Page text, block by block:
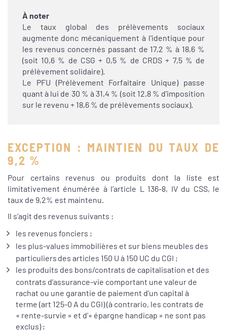
À noter
Le taux global des prélèvements sociaux
augmente donc mécaniquement à l’identique pour
les revenus concernés passant de 17,2 % à 18,6 %
(soit 10,6 % de CSG + 0,5 % de CRDS + 7,5 % de
prélèvement solidaire).
Le PFU (Prélèvement Forfaitaire Unique) passe
quant à lui de 30 % à 31,4 % (soit 12,8 % d’imposition
sur le revenu + 18,6 % de prélèvements sociaux).
EXCEPTION : MAINTIEN DU TAUX DE
9,2 %
Pour certains revenus ou produits dont la liste est
limitativement énumérée à l’article L 136-8, IV du CSS, le
taux de 9,2% est maintenu.
Il s’agit des revenus suivants :
les revenus fonciers ;
les plus-values immobilières et sur biens meubles des
particuliers des articles 150 U à 150 UC du CGI ;
les produits des bons/contrats de capitalisation et des
contrats d’assurance-vie comportant une valeur de
rachat ou une garantie de paiement d’un capital à
terme (art 125-0 A du CGI) (à contrario, les contrats de
« rente-survie » et d’« épargne handicap » ne sont pas
exclus) ;